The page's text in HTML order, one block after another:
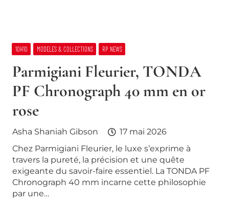
10H10 MODELES & COLLECTIONS RP NEWS
Parmigiani Fleurier, TONDA
PF Chronograph 40 mm en or
rose
Asha Shaniah Gibson
17 mai 2026
Chez Parmigiani Fleurier, le luxe s’exprime à
travers la pureté, la précision et une quête
exigeante du savoir-faire essentiel. La TONDA PF
Chronograph 40 mm incarne cette philosophie
par une…